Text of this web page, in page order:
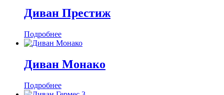
Диван Престиж
Подробнее
Диван Монако
Подробнее